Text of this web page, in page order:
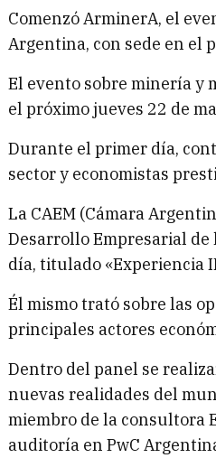
Comenzó ArminerA, el
Argentina, con sede en el
El evento sobre minería y
el próximo jueves 22 de
Durante el primer día,
sector y economistas
La CAEM (Cámara
Desarrollo Empresarial
día, titulado «Experiencia
Él mismo trató sobre las
principales actores
Dentro del panel se
nuevas realidades del
miembro de la consultora
auditoría en PwC